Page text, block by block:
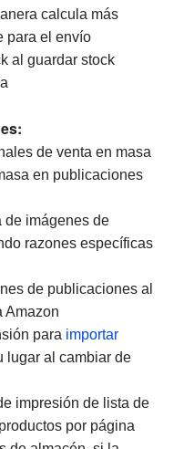
calcula más
para el envío
al guardar stock
de venta en masa
en publicaciones
de imágenes de
razones específicas
de publicaciones al
Amazon
para importar
lugar al cambiar de
impresión de lista de
por página